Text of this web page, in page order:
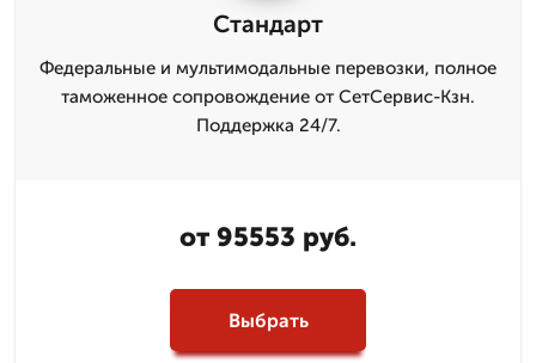
Стандарт
Федеральные и мультимодальные перевозки, полное
таможенное сопровождение от СетСервис-Кзн.
Поддержка 24/7.
от 95553 руб.
Выбрать